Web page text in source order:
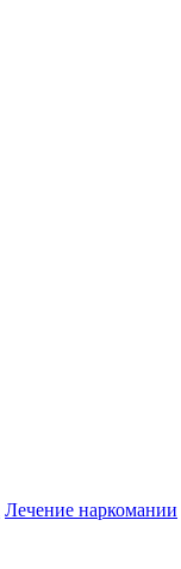
Лечение наркомании